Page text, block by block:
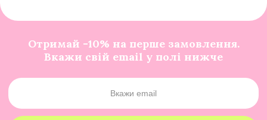
Отримай -10% на перше замовлення.
Вкажи свій email у полі нижче